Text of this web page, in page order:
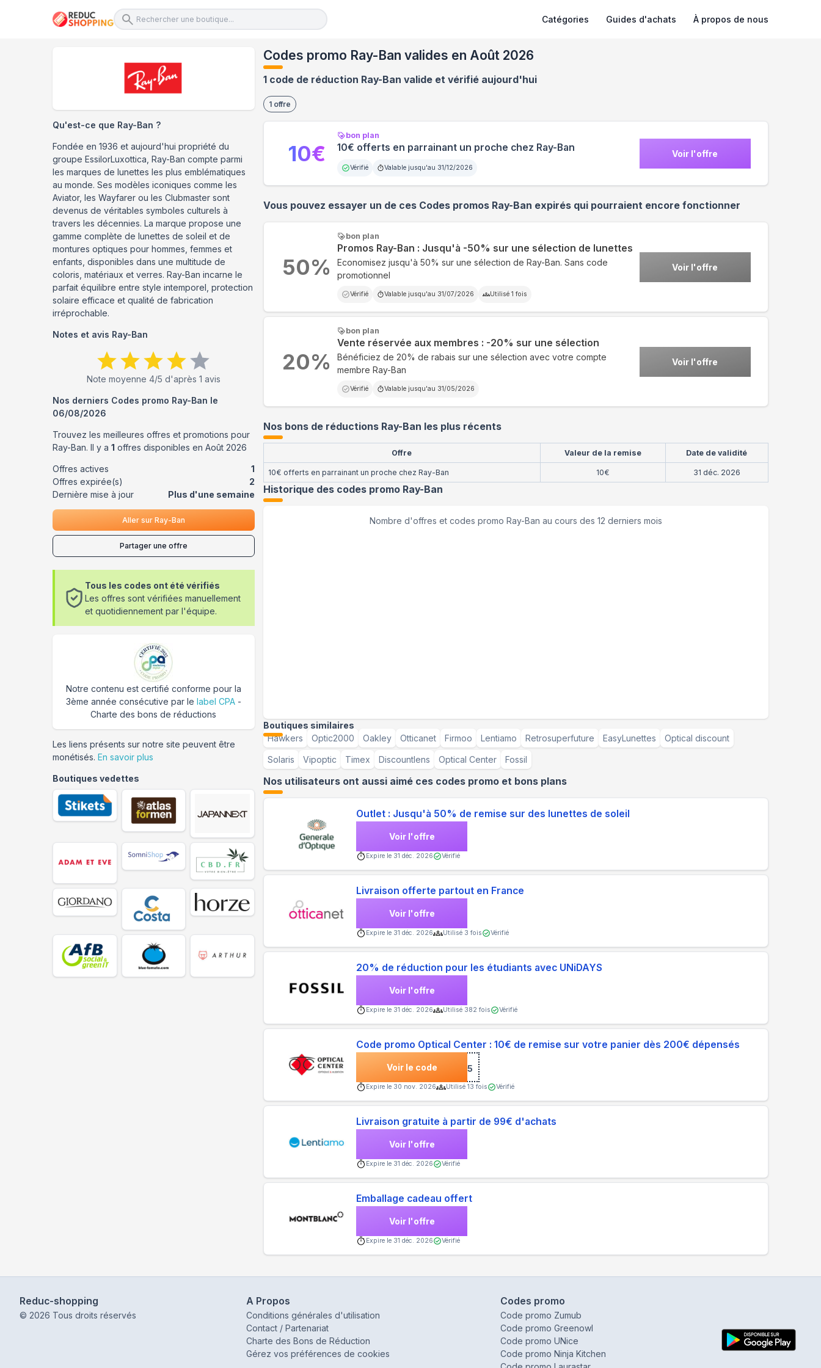
Catégories Guides d'achats À propos de nous
Codes promo Ray-Ban valides en Août 2026
1 code de réduction Ray-Ban valide et vérifié aujourd'hui
1 offre
bon plan
10€ offerts en parrainant un proche chez Ray-Ban
Vérifié Valable jusqu'au 31/12/2026
Voir l'offre
10€
Vous pouvez essayer un de ces Codes promos Ray-Ban expirés qui pourraient encore fonctionner
bon plan
Promos Ray-Ban : Jusqu'à -50% sur une sélection de lunettes
Economisez jusqu'à 50% sur une sélection de Ray-Ban. Sans code
promotionnel
Vérifié Valable jusqu'au 31/07/2026 Utilisé 1 fois
Voir l'offre
50%
bon plan
Vente réservée aux membres : -20% sur une sélection
Bénéficiez de 20% de rabais sur une sélection avec votre compte
membre Ray-Ban
Vérifié Valable jusqu'au 31/05/2026
Voir l'offre
20%
Nos bons de réductions Ray-Ban les plus récents
Offre Valeur de la remise Date de validité
10€ offerts en parrainant un proche chez Ray-Ban 10€ 31 déc. 2026
Historique des codes promo Ray-Ban
Nombre d'offres et codes promo Ray-Ban au cours des 12 derniers mois
Boutiques similaires
Hawkers
Optic2000 Oakley Otticanet Firmoo Lentiamo Retrosuperfuture EasyLunettes Optical discount
Solaris Vipoptic Timex Discountlens Optical Center Fossil
Nos utilisateurs ont aussi aimé ces codes promo et bons plans
Outlet : Jusqu'à 50% de remise sur des lunettes de soleil
Voir l'offre
Expire le 31 déc. 2026 Vérifié
Livraison offerte partout en France
Voir l'offre
Expire le 31 déc. 2026 Utilisé 3 fois Vérifié
20% de réduction pour les étudiants avec UNiDAYS
Voir l'offre
Expire le 31 déc. 2026 Utilisé 382 fois Vérifié
Code promo Optical Center : 10€ de remise sur votre panier dès 200€ dépensés
Voir le code***IER5
Expire le 30 nov. 2026 Utilisé13 fois Vérifié
Livraison gratuite à partir de 99€ d'achats
Voir l'offre
Expire le 31 déc. 2026 Vérifié
Emballage cadeau offert
Voir l'offre
Expire le 31 déc. 2026 Vérifié
Qu'est-ce que Ray-Ban ?
Fondée en 1936 et aujourd'hui propriété du
groupe EssilorLuxottica, Ray-Ban compte parmi
les marques de lunettes les plus emblématiques
au monde. Ses modèles iconiques comme les
Aviator, les Wayfarer ou les Clubmaster sont
devenus de véritables symboles culturels à
travers les décennies. La marque propose une
gamme complète de lunettes de soleil et de
montures optiques pour hommes, femmes et
enfants, disponibles dans une multitude de
coloris, matériaux et verres. Ray-Ban incarne le
parfait équilibre entre style intemporel, protection
solaire efficace et qualité de fabrication
irréprochable.
Notes et avis Ray-Ban
Note moyenne 4/5 d'après 1 avis
Nos derniers Codes promo Ray-Ban le
06/08/2026
Trouvez les meilleures offres et promotions pour
Ray-Ban. Il y a 1 offres disponibles en Août 2026
Offres actives
1
Offres expirée(s)
2
Dernière mise à jour
Plus d'une semaine
Aller sur Ray-Ban
Partager une offre
Tous les codes ont été vérifiés
Les offres sont vérifiées manuellement
et quotidiennement par l'équipe.
Notre contenu est certifié conforme pour la
3ème année consécutive par le label CPA-
Charte des bons de réductions
Les liens présents sur notre site peuvent être
monétisés. En savoir plus
Boutiques vedettes
Reduc-shopping
© 2026 Tous droits réservés
A Propos
Conditions générales d'utilisation
Contact / Partenariat
Charte des Bons de Réduction
Gérez vos préférences de cookies
Codes promo
Code promo Zumub
Code promo Greenowl
Code promo UNice
Code promo Ninja Kitchen